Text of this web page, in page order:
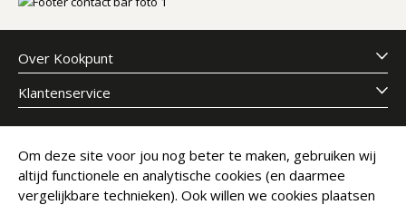
Over Kookpunt
Klantenservice
Meld je aan voor onze nieuwsbrief
E-mailadres
Abonneer
Om deze site voor jou nog beter te maken, gebruiken wij
altijd functionele en analytische cookies (en daarmee
vergelijkbare technieken). Ook willen we cookies plaatsen